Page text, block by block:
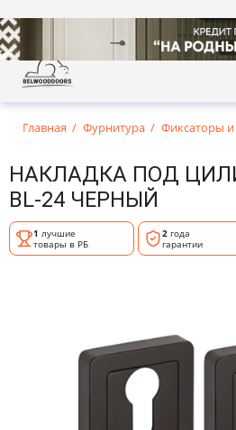
Главная Фурнитура Фиксаторы и
НАКЛАДКА ПОД
BL-24 ЧЕРНЫЙ
1 лучшие
товары в РБ
2года
гарантии